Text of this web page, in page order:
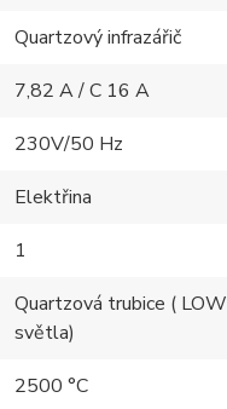
Quartzový infrazářič
7,82 A / C 16 A
230V/50 Hz
Elektřina
1
Quartzová trubice (
světla)
2500 °C